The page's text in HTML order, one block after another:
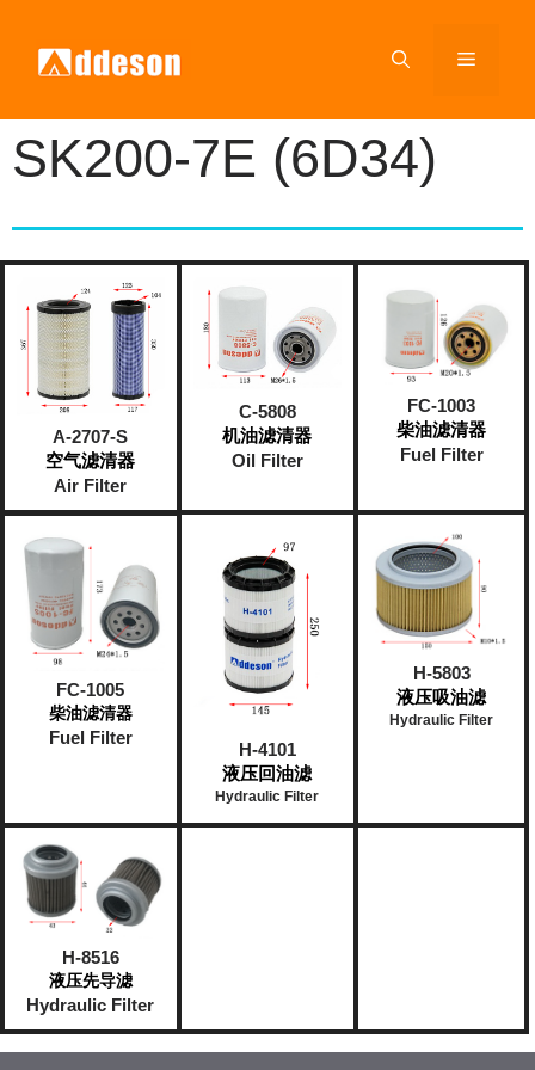
SK200-7E (6D34)
A-2707-S
空气滤清器
Air Filter
C-5808
机油滤清器
Oil Filter
FC-1003
柴油滤清器
Fuel Filter
FC-1005
柴油滤清器
Fuel Filter
H-4101
液压回油滤
Hydraulic Filter
H-5803
液压吸油滤
Hydraulic Filter
H-8516
液压先导滤
Hydraulic Filter